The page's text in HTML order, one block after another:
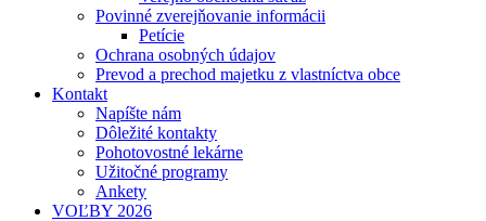
Povinné zverejňovanie informácii
Petície
Ochrana osobných údajov
Prevod a prechod majetku z vlastníctva obce
Kontakt
Napíšte nám
Dôležité kontakty
Pohotovostné lekárne
Užitočné programy
Ankety
VOĽBY 2026